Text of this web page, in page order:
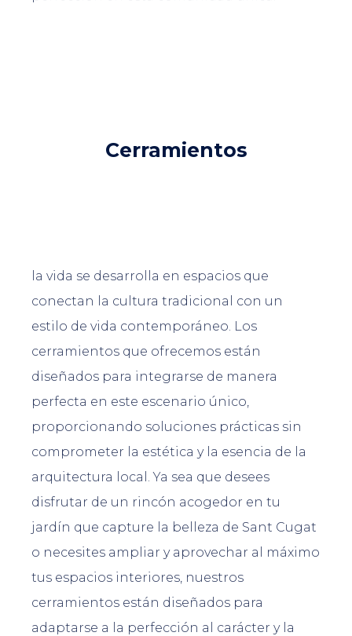
Cerramientos
la vida se desarrolla en espacios que
conectan la cultura tradicional con un
estilo de vida contemporáneo. Los
cerramientos que ofrecemos están
diseñados para integrarse de manera
perfecta en este escenario único,
proporcionando soluciones prácticas sin
comprometer la estética y la esencia de la
arquitectura local. Ya sea que desees
disfrutar de un rincón acogedor en tu
jardín que capture la belleza de Sant Cugat
o necesites ampliar y aprovechar al máximo
tus espacios interiores, nuestros
cerramientos están diseñados para
adaptarse a la perfección al carácter y la